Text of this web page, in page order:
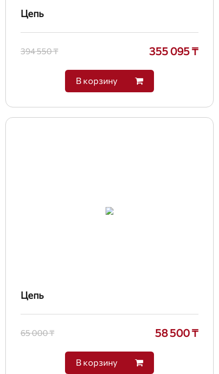
Цепь
394 550 ₸ 355 095 ₸
В корзину
Цепь
65 000 ₸ 58 500 ₸
В корзину